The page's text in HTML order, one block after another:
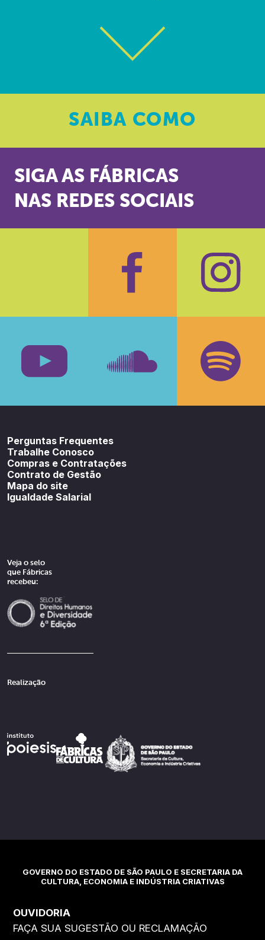
SAIBA COMO
SIGA AS FÁBRICAS
NAS REDES SOCIAIS
Facebook
Perguntas Frequentes
Trabalhe Conosco
Compras e Contratações
Contrato de Gestão
Mapa do site
Igualdade Salarial
Veja o selo
que Fábricas
recebeu:
Realização
GOVERNO DO ESTADO DE SÃO PAULO E SECRETARIA DA
CULTURA, ECONOMIA E INDÚSTRIA CRIATIVAS
OUVIDORIA
FAÇA SUA SUGESTÃO OU RECLAMAÇÃO